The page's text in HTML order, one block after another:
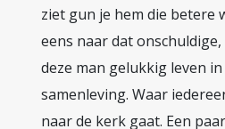
ziet gun je hem die betere
eens naar dat
deze man gelukkig leven
samenleving. Waar
naar de kerk gaat. Een